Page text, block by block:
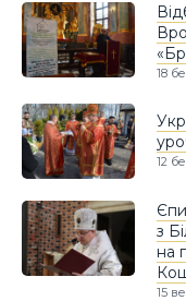
18
12
з
на
15